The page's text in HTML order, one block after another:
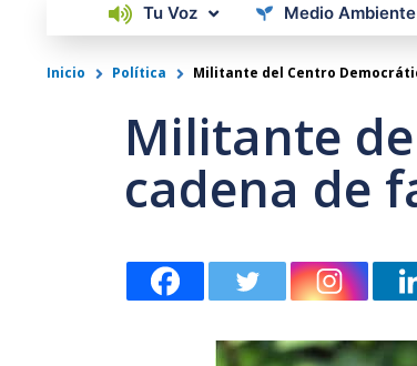
Tu Voz Medio Ambiente
Inicio Política Militante del Centro
Militante
cadena de